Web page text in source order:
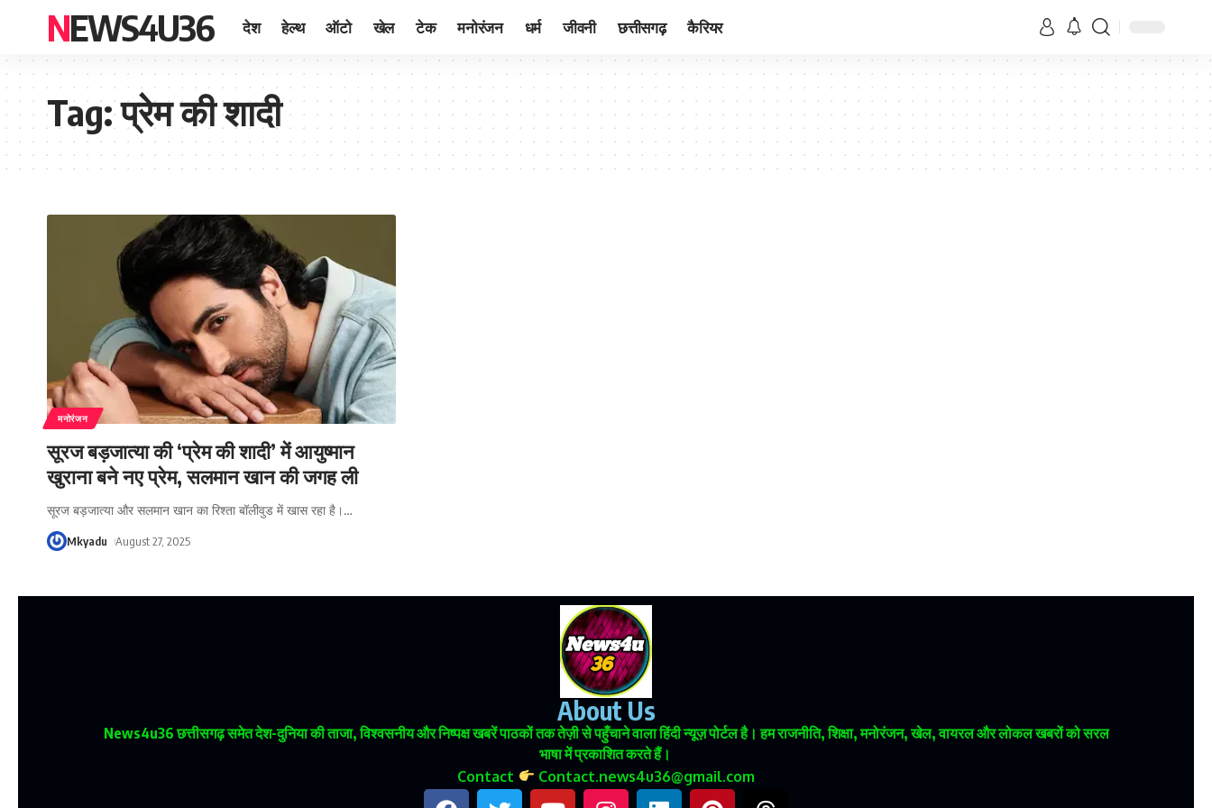
NEWS4U36 देश हेल्थ ऑटो खेल टेक मनोरंजन धर्म जीवनी छत्तीसगढ़ कैरियर
Tag:प्रेम की शादी
मनोरंजन
सूरज बड़जात्या की ‘प्रेम की शादी’ में आयुष्मान
खुराना बने नए प्रेम, सलमान खान की जगह ली
सूरज बड़जात्या और सलमान खान का रिश्ता बॉलीवुड में खास रहा है। …
Mkyadu August 27, 2025
About Us
News4u36छत्तीसगढ़ समेत देश-दुनिया की ताजा, विश्वसनीय और निष्पक्ष खबरें पाठकों तक तेज़ी से पहुँचाने वाला हिंदी न्यूज़ पोर्टल है। हम राजनीति, शिक्षा, मनोरंजन, खेल, वायरल और लोकल खबरों को सरल
भाषा में प्रकाशित करते हैं।
Contact
Contact.news4u36@gmail.com